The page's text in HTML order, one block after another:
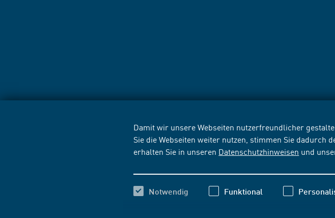
Damit wir unsere Webseiten nutzerfreundlicher
Sie die Webseiten weiter nutzen, stimmen Sie dadurch
erhalten Sie in unseren Datenschutzhinweisen und
Notwendig Funktional